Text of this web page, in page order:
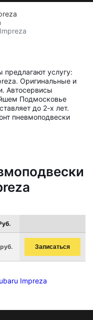
услугу:
Оригинальные и
Автосервисы
Подмосковье
до 2-х лет.
пневмоподвески
Записаться
Impreza